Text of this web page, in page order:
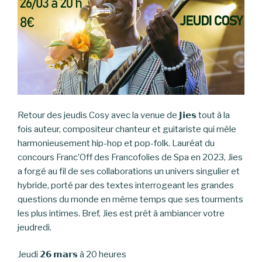
Retour des jeudis Cosy avec la venue de 𝗝𝗶𝗲𝘀 tout à la
fois auteur, compositeur chanteur et guitariste qui mêle
harmonieusement hip-hop et pop-folk. Lauréat du
concours Franc’Off des Francofolies de Spa en 2023, Jies
a forgé au fil de ses collaborations un univers singulier et
hybride, porté par des textes interrogeant les grandes
questions du monde en même temps que ses tourments
les plus intimes. Bref, Jies est prêt à ambiancer votre
jeudredi.
Jeudi 𝟮𝟲 𝗺𝗮𝗿𝘀 à 20 heures